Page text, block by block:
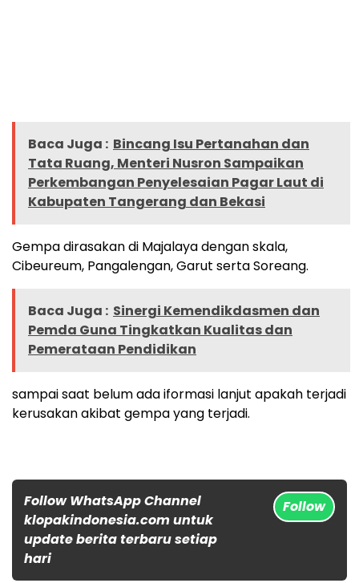
Baca Juga : Bincang Isu Pertanahan dan
Tata Ruang, Menteri Nusron Sampaikan
Perkembangan Penyelesaian Pagar Laut di
Kabupaten Tangerang dan Bekasi
Gempa dirasakan di Majalaya dengan skala,
Cibeureum, Pangalengan, Garut serta Soreang.
Baca Juga : Sinergi Kemendikdasmen dan
Pemda Guna Tingkatkan Kualitas dan
Pemerataan Pendidikan
sampai saat belum ada iformasi lanjut apakah terjadi
kerusakan akibat gempa yang terjadi.
Follow WhatsApp Channel
klopakindonesia.com untuk
update berita terbaru setiap
hari
Follow